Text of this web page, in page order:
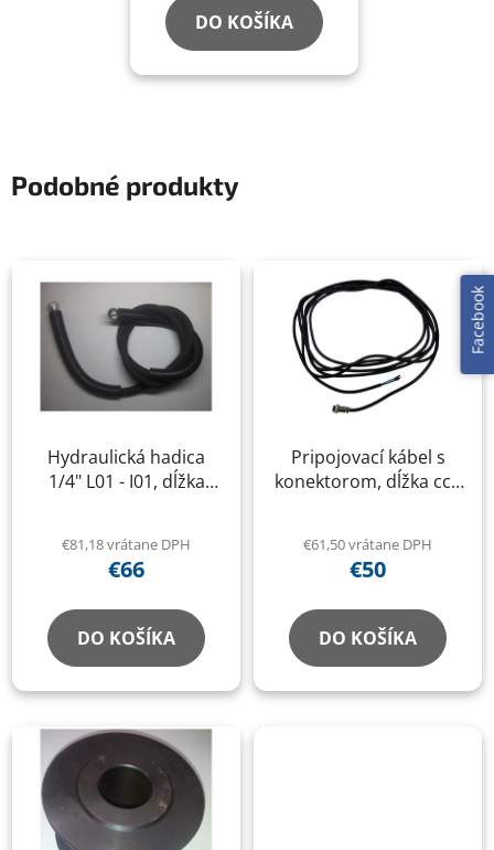
DO KOŠÍKA
Podobné produkty
Hydraulická hadica
1/4" L01 - I01, dĺžka
6253B2, RP-6254B2
€81,18 vrátane DPH
€66
DO KOŠÍKA
Pripojovací kábel s
konektorom, dĺžka cca
RP-6213B, RP-6214B, H:
3800 mm
€61,50 vrátane DPH
€50
DO KOŠÍKA
Facebook